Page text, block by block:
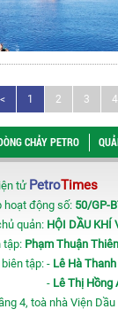
< 1 2 3 4
CHẢY PETRO
tử PetroTimes
hoạt động số: 50/GP-
quản: HỘI DẦU KHÍ
tập: Phạm Thuận Thiên
tập: - Lê Hà
- Lê Thị Hồng
4, toà nhà Viện